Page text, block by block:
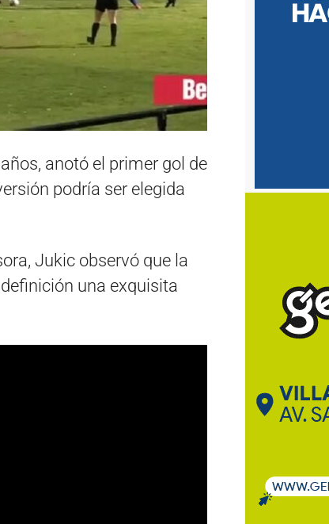
anotó el primer gol de
podría ser elegida
Jukic observó que la
una exquisita